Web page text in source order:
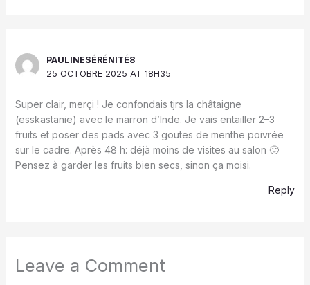
PAULINESÉRÉNITÉ8
25 OCTOBRE 2025 AT 18H35
Super clair, merçi ! Je confondais tjrs la châtaigne
(esskastanie) avec le marron d’Inde. Je vais entailler 2–3
fruits et poser des pads avec 3 goutes de menthe poivrée
sur le cadre. Après 48 h: déjà moins de visites au salon 🙂
Pensez à garder les fruits bien secs, sinon ça moisi.
Reply
Leave a Comment